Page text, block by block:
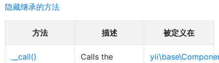
隐藏继承的方法
方法 描述 被定义在
__call()
Calls the